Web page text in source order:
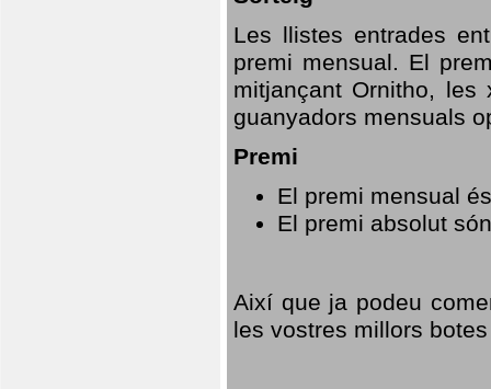
Les llistes entrades
premi mensual. El
mitjançant Ornitho,
guanyadors mensuals
Premi
El premi mensual
El premi absolut
Així que ja podeu
les vostres millors